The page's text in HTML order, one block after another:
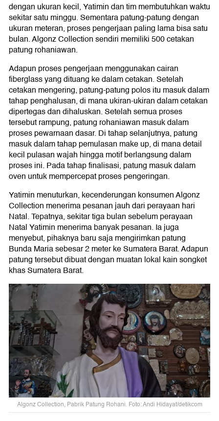
dengan ukuran kecil, Yatimin dan tim membutuhkan waktu
sekitar satu minggu. Sementara patung-patung dengan
ukuran meteran, proses pengerjaan paling lama bisa satu
bulan. Algonz Collection sendiri memiliki 500 cetakan
patung rohaniawan.
Adapun proses pengerjaan menggunakan cairan
fiberglass yang dituang ke dalam cetakan. Setelah
cetakan mengering, patung-patung polos itu masuk dalam
tahap penghalusan, di mana ukiran-ukiran dalam cetakan
dipertegas dan dihaluskan. Setelah semua proses
tersebut rampung, patung rohaniawan masuk dalam
proses pewarnaan dasar. Di tahap selanjutnya, patung
masuk dalam tahap pemulasan make up, di mana detail
kecil pulasan wajah hingga motif berlangsung dalam
proses ini. Pada tahap finalisasi, patung masuk dalam
oven untuk mempercepat proses pengeringan.
Yatimin menuturkan, kecenderungan konsumen Algonz
Collection menerima pesanan jauh dari perayaan hari
Natal. Tepatnya, sekitar tiga bulan sebelum perayaan
Natal Yatimin menerima banyak pesanan. Ia juga
menyebut, pihaknya baru saja mengirimkan patung
Bunda Maria sebesar 2 meter ke Sumatera Barat. Adapun
patung tersebut dibuat dengan muatan lokal kain songket
khas Sumatera Barat.
Algonz Collection, Pabrik Patung Rohani. Foto: Andi Hidayat/detikcom